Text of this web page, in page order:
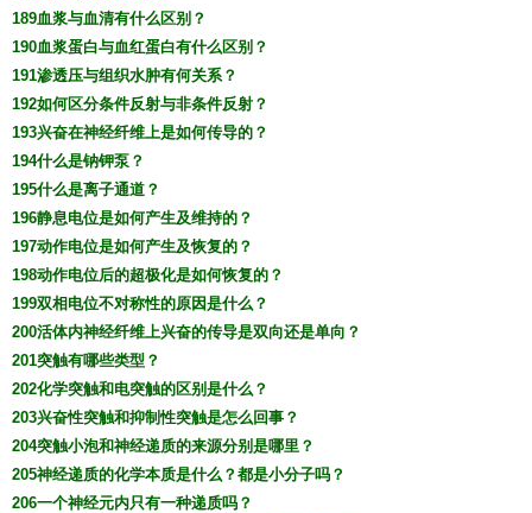
189血浆与血清有什么区别？
190血浆蛋白与血红蛋白有什么区别？
191渗透压与组织水肿有何关系？
192如何区分条件反射与非条件反射？
193兴奋在神经纤维上是如何传导的？
194什么是钠钾泵？
195什么是离子通道？
196静息电位是如何产生及维持的？
197动作电位是如何产生及恢复的？
198动作电位后的超极化是如何恢复的？
199双相电位不对称性的原因是什么？
200活体内神经纤维上兴奋的传导是双向还是单向？
201突触有哪些类型？
202化学突触和电突触的区别是什么？
203兴奋性突触和抑制性突触是怎么回事？
204突触小泡和神经递质的来源分别是哪里？
205神经递质的化学本质是什么？都是小分子吗？
206一个神经元内只有一种递质吗？